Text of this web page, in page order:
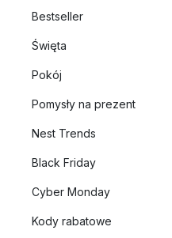
Bestseller
Święta
Pokój
Pomysły na prezent
Nest Trends
Black Friday
Cyber Monday
Kody rabatowe